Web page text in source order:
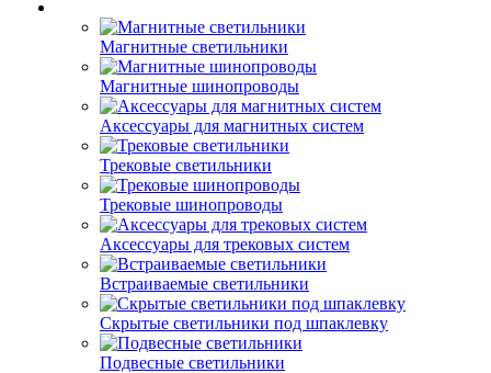
Магнитные светильники
Магнитные шинопроводы
Аксессуары для магнитных систем
Трековые светильники
Трековые шинопроводы
Аксессуары для трековых систем
Встраиваемые светильники
Скрытые светильники под шпаклевку
Подвесные светильники